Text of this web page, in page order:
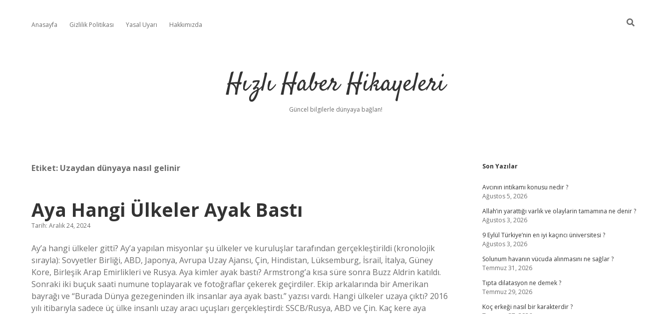
Anasayfa Gizlilik Politikası Yasal Uyarı Hakkımızda
Hızlı Haber Hikayeleri
Güncel bilgilerle dünyaya bağlan!
Etiket: Uzaydan dünyaya nasıl gelinir
Aya Hangi Ülkeler Ayak Bastı
Tarih: Aralık 24, 2024
Ay’a hangi ülkeler gitti? Ay’a yapılan misyonlar şu ülkeler ve kuruluşlar tarafından gerçekleştirildi (kronolojik
sırayla): Sovyetler Birliği, ABD, Japonya, Avrupa Uzay Ajansı, Çin, Hindistan, Lüksemburg, İsrail, İtalya, Güney
Kore, Birleşik Arap Emirlikleri ve Rusya. Aya kimler ayak bastı? Armstrong’a kısa süre sonra Buzz Aldrin katıldı.
Sonraki iki buçuk saati numune toplayarak ve fotoğraflar çekerek geçirdiler. Ekip arkalarında bir Amerikan
bayrağı ve “Burada Dünya gezegeninden ilk insanlar aya ayak bastı.” yazısı vardı. Hangi ülkeler uzaya çıktı? 2016
yılı itibarıyla sadece üç ülke insanlı uzay aracı uçuşları gerçekleştirdi: SSCB/Rusya, ABD ve Çin. Kaç kere aya
Sidebar
Son Yazılar
Avcının intikamı konusu nedir ?
Ağustos 5, 2026
Allah’ın yarattığı varlık ve olaylarin tamamına ne denir ?
Ağustos 3, 2026
9 Eylül Türkiye’nin en iyi kaçıncı üniversitesi ?
Ağustos 3, 2026
Solunum havanın vücuda alınmasını ne sağlar ?
Temmuz 31, 2026
Tıpta dilatasyon ne demek ?
Temmuz 29, 2026
Koç erkeği nasıl bir karakterdir ?